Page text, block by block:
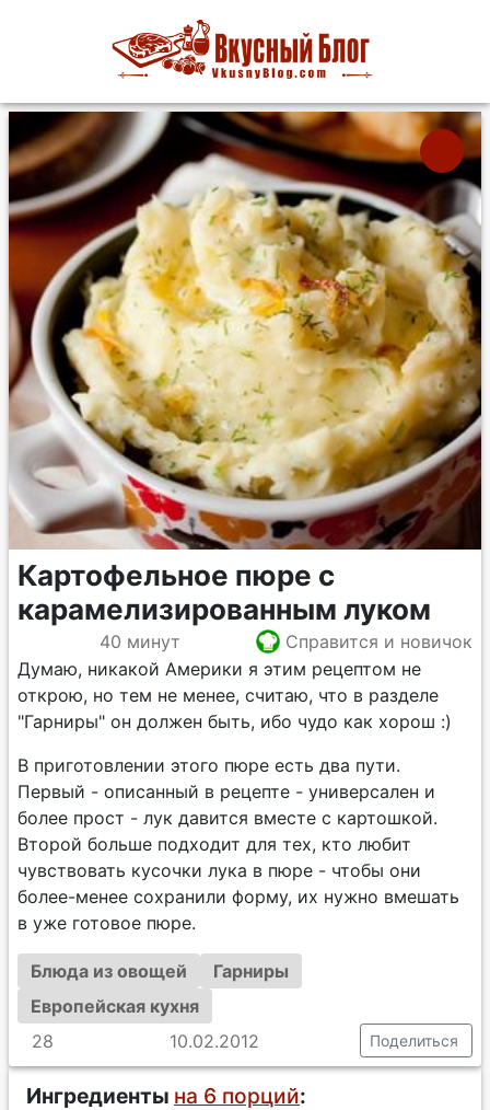
Картофельное пюре с
карамелизированным луком
40 минут
Справится и новичок
Думаю, никакой Америки я этим рецептом не
открою, но тем не менее, считаю, что в разделе
"Гарниры" он должен быть, ибо чудо как хорош :)
В приготовлении этого пюре есть два пути.
Первый - описанный в рецепте - универсален и
более прост - лук давится вместе с картошкой.
Второй больше подходит для тех, кто любит
чувствовать кусочки лука в пюре - чтобы они
более-менее сохранили форму, их нужно вмешать
в уже готовое пюре.
Блюда из овощей
Гарниры
Европейская кухня
28
10.02.2012 Поделиться
Ингредиенты на 6 порций: